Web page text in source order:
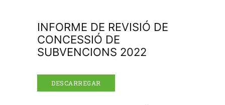
INFORME DE REVISIÓ DE
CONCESSIÓ DE
SUBVENCIONS 2022
DESCARREGAR